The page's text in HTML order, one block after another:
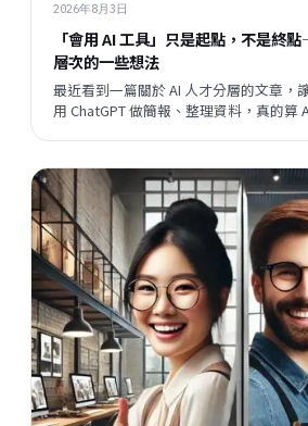
2026年8月3日
「會用 AI 工具」只是起點，不是終
層次的一些想法
最近看到一篇關於 AI 人才分層的文章，
用 ChatGPT 做簡報、整理資料，真的算